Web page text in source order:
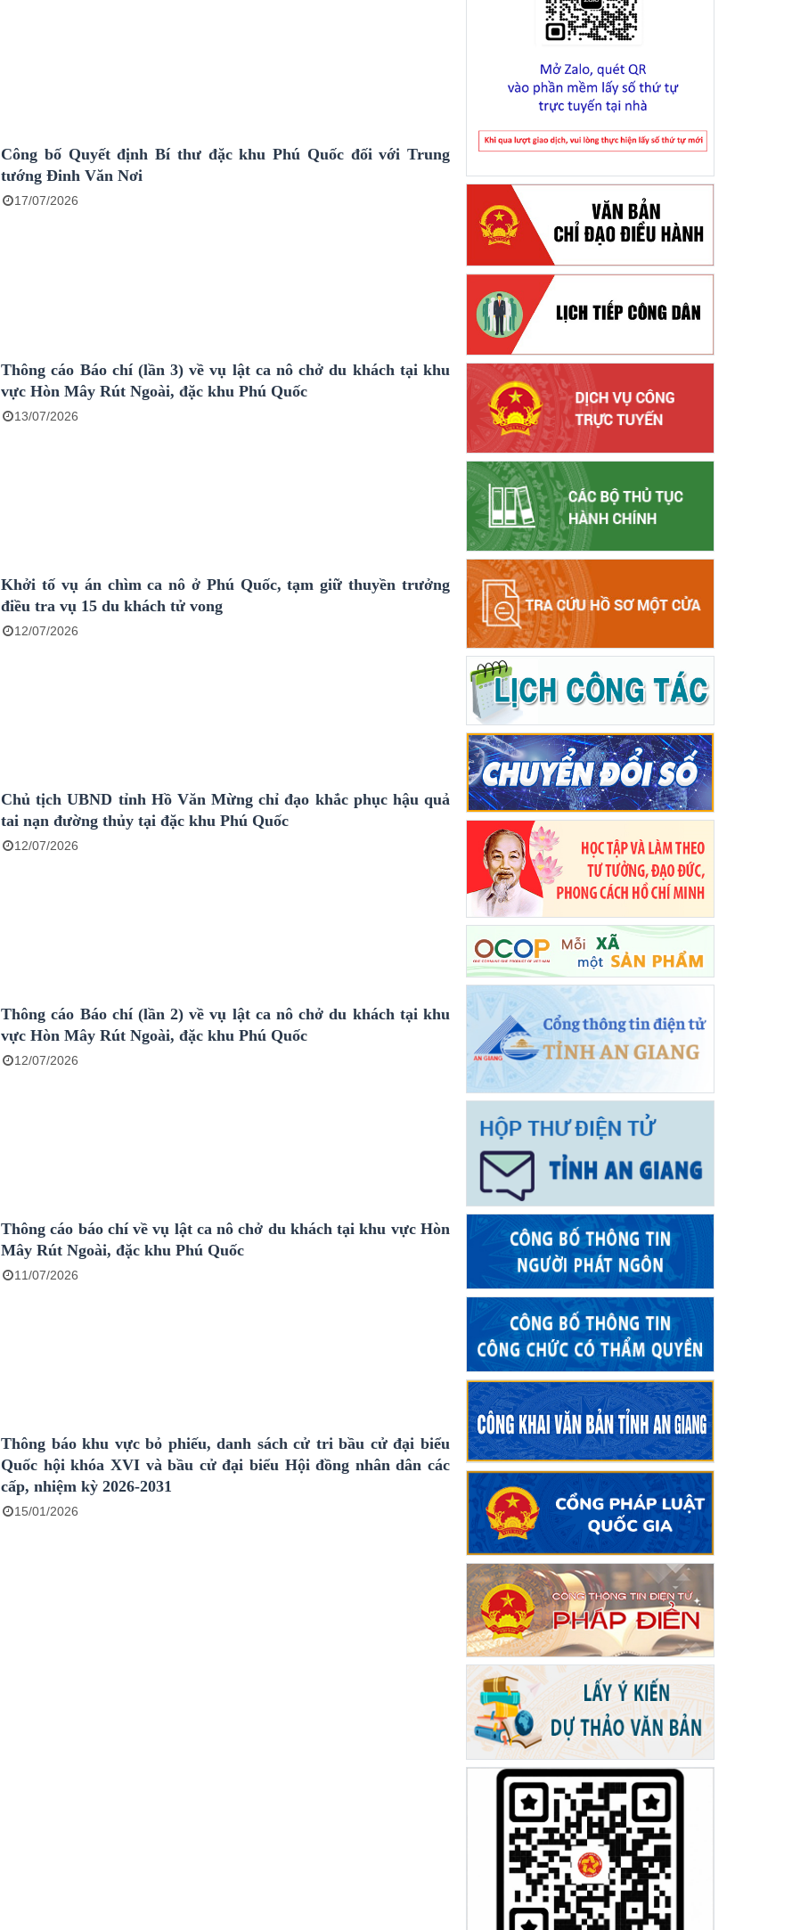
Công bố Quyết định Bí thư đặc khu Phú Quốc đối với Trung
tướng Đinh Văn Nơi
17/07/2026
Thông cáo Báo chí (lần 3) về vụ lật ca nô chở du khách tại khu
vực Hòn Mây Rút Ngoài, đặc khu Phú Quốc
13/07/2026
Khởi tố vụ án chìm ca nô ở Phú Quốc, tạm giữ thuyền trưởng
điều tra vụ 15 du khách tử vong
12/07/2026
Chủ tịch UBND tỉnh Hồ Văn Mừng chỉ đạo khắc phục hậu quả
tai nạn đường thủy tại đặc khu Phú Quốc
12/07/2026
Thông cáo Báo chí (lần 2) về vụ lật ca nô chở du khách tại khu
vực Hòn Mây Rút Ngoài, đặc khu Phú Quốc
12/07/2026
Thông cáo báo chí về vụ lật ca nô chở du khách tại khu vực Hòn
Mây Rút Ngoài, đặc khu Phú Quốc
11/07/2026
Thông báo khu vực bỏ phiếu, danh sách cử tri bầu cử đại biểu
Quốc hội khóa XVI và bầu cử đại biểu Hội đồng nhân dân các
cấp, nhiệm kỳ 2026-2031
15/01/2026